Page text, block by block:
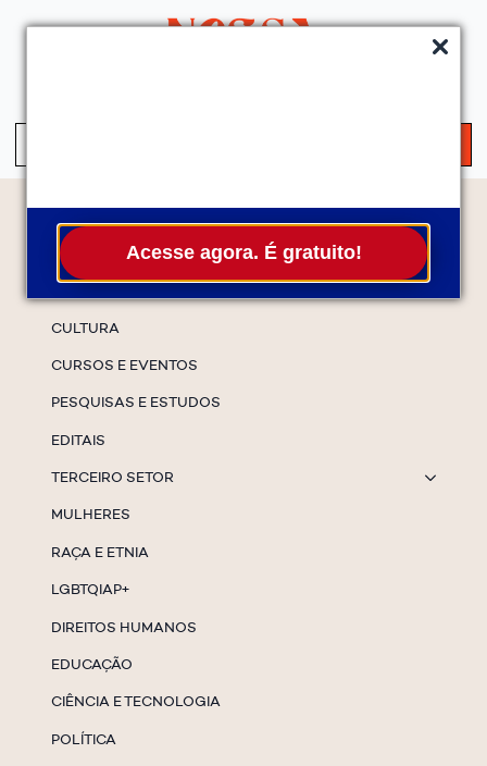
Acesse agora. É gratuito!
Temas
CULTURA
CURSOS E EVENTOS
PESQUISAS E ESTUDOS
EDITAIS
TERCEIRO SETOR
MULHERES
RAÇA E ETNIA
LGBTQIAP+
DIREITOS HUMANOS
EDUCAÇÃO
CIÊNCIA E TECNOLOGIA
POLÍTICA